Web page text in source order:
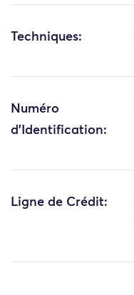
Techniques:
Numéro
d'Identification:
Ligne de Crédit: